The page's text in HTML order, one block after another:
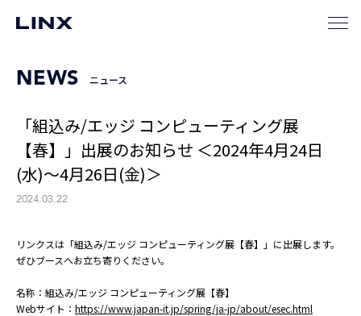
NEWS ニュース
「組込み/エッジ コンピューティング展
【春】」出展のお知らせ ＜2024年4月24日
(水)～4月26日(金)＞
2024.03.22
リンクスは「組込み/エッジ コンピューティング展【春】」に出展します。
ぜひブースへお立ち寄りください。
名称：組込み/エッジ コンピューティング展【春】
Webサイト： https://www.japan-it.jp/spring/ja-jp/about/esec.html